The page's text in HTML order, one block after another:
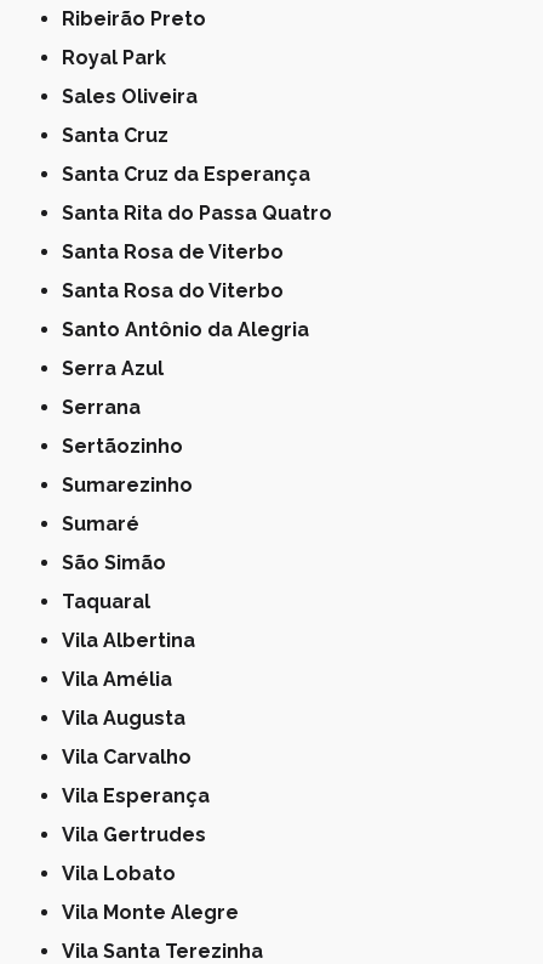
Ribeirão Preto
Royal Park
Sales Oliveira
Santa Cruz
Santa Cruz da Esperança
Santa Rita do Passa Quatro
Santa Rosa de Viterbo
Santa Rosa do Viterbo
Santo Antônio da Alegria
Serra Azul
Serrana
Sertãozinho
Sumarezinho
Sumaré
São Simão
Taquaral
Vila Albertina
Vila Amélia
Vila Augusta
Vila Carvalho
Vila Esperança
Vila Gertrudes
Vila Lobato
Vila Monte Alegre
Vila Santa Terezinha